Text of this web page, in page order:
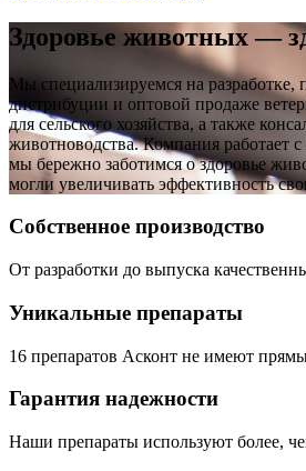
Здоровье животных —
Мы специализируемся на разработке,
дистрибуции и оптовой продаже
для сельского хозяйства, а также
животноводства. Компания работает с
мы бережно заботимся о здоровье
могли увеличивать эффективность
Собственное производство
От разработки до выпуска
Уникальные препараты
16 препаратов Асконт не имеют
Гарантия надежности
Наши препараты используют более,